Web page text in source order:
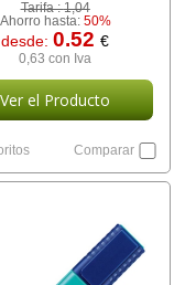
Tarifa :1,04
Ahorro hasta: 50%
desde:0.52€
0,63 con Iva
Ver el Producto
Comparar